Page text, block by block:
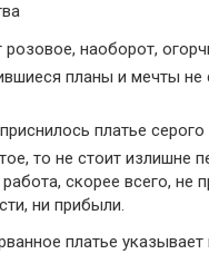
розовое, наоборот,
планы и мечты не
платье серого
то не стоит излишне
скорее всего, не
ни прибыли.
платье